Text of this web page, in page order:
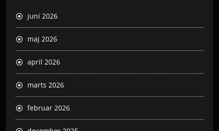
juni 2026
maj 2026
april 2026
marts 2026
februar 2026